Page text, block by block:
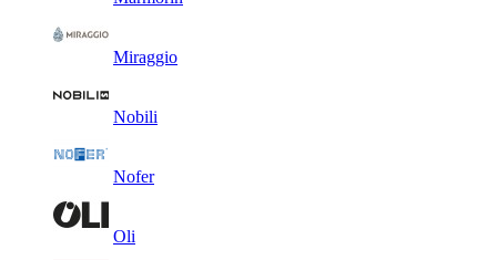
Miraggio
Nobili
Nofer
Oli